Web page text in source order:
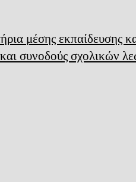
μέσης εκπαίδευσης
συνοδούς σχολικών